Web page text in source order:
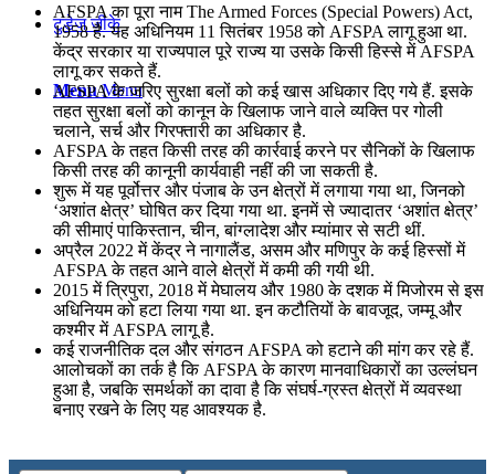
टुडेज जीके
Menu Menu
AFSPA का पूरा नाम The Armed Forces (Special Powers) Act,
1958 है. यह अधिनियम 11 सितंबर 1958 को AFSPA लागू हुआ था.
केंद्र सरकार या राज्यपाल पूरे राज्य या उसके किसी हिस्से में AFSPA
लागू कर सकते हैं.
AFSPA के जरिए सुरक्षा बलों को कई खास अधिकार दिए गये हैं. इसके
तहत सुरक्षा बलों को कानून के खिलाफ जाने वाले व्यक्ति पर गोली
चलाने, सर्च और गिरफ्तारी का अधिकार है.
AFSPA के तहत किसी तरह की कार्रवाई करने पर सैनिकों के खिलाफ
किसी तरह की कानूनी कार्यवाही नहीं की जा सकती है.
शुरू में यह पूर्वोत्तर और पंजाब के उन क्षेत्रों में लगाया गया था, जिनको
‘अशांत क्षेत्र’ घोषित कर दिया गया था. इनमें से ज्यादातर ‘अशांत क्षेत्र’
की सीमाएं पाकिस्तान, चीन, बांग्लादेश और म्यांमार से सटी थीं.
अप्रैल 2022 में केंद्र ने नागालैंड, असम और मणिपुर के कई हिस्सों में
AFSPA के तहत आने वाले क्षेत्रों में कमी की गयी थी.
2015 में त्रिपुरा, 2018 में मेघालय और 1980 के दशक में मिजोरम से इस
अधिनियम को हटा लिया गया था. इन कटौतियों के बावजूद, जम्मू और
कश्मीर में AFSPA लागू है.
कई राजनीतिक दल और संगठन AFSPA को हटाने की मांग कर रहे हैं.
आलोचकों का तर्क है कि AFSPA के कारण मानवाधिकारों का उल्लंघन
हुआ है, जबकि समर्थकों का दावा है कि संघर्ष-ग्रस्त क्षेत्रों में व्यवस्था
बनाए रखने के लिए यह आवश्यक है.